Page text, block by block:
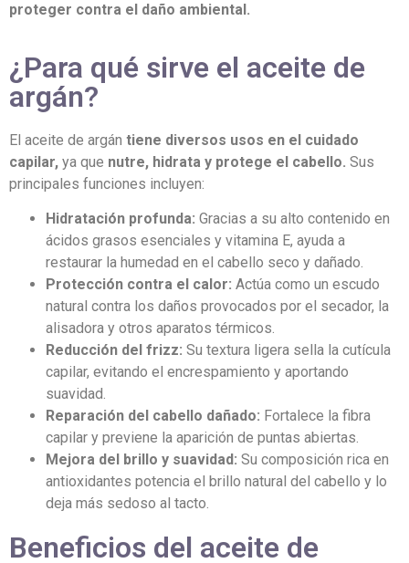
proteger contra el daño ambiental.
¿Para qué sirve el aceite de
argán?
El aceite de argán tiene diversos usos en el cuidado
capilar, ya que nutre, hidrata y protege el cabello. Sus
principales funciones incluyen:
Hidratación profunda: Gracias a su alto contenido en
ácidos grasos esenciales y vitamina E, ayuda a
restaurar la humedad en el cabello seco y dañado.
Protección contra el calor: Actúa como un escudo
natural contra los daños provocados por el secador, la
alisadora y otros aparatos térmicos.
Reducción del frizz: Su textura ligera sella la cutícula
capilar, evitando el encrespamiento y aportando
suavidad.
Reparación del cabello dañado: Fortalece la fibra
capilar y previene la aparición de puntas abiertas.
Mejora del brillo y suavidad: Su composición rica en
antioxidantes potencia el brillo natural del cabello y lo
deja más sedoso al tacto.
Beneficios del aceite de